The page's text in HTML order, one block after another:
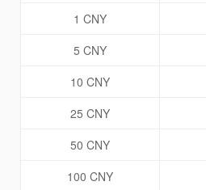
1 CNY
5 CNY
10 CNY
25 CNY
50 CNY
100 CNY